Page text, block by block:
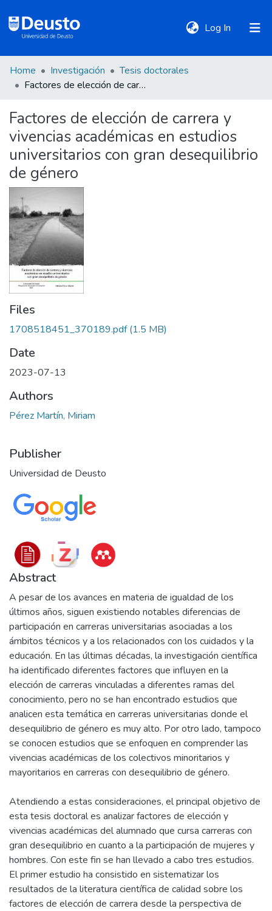
Log In (current)
DeustoTeka
Communities
&
Collections
All of DSpace
Statistics
Policies
Home Investigación
Tesis doctorales
Factores de elección de carrera y vivencias académicas en estudios universitarios con gran desequilibrio de género
Factores de elección de carrera y
vivencias académicas en estudios
universitarios con gran desequilibrio
de género
Files
1708518451_370189.pdf(1.5 MB)
Date
2023-07-13
Authors
Pérez Martín, Miriam
Publisher
Universidad de Deusto
Abstract
A pesar de los avances en materia de igualdad de los
últimos años, siguen existiendo notables diferencias de
participación en carreras universitarias asociadas a los
ámbitos técnicos y a los relacionados con los cuidados y la
educación. En las últimas décadas, la investigación científica
ha identificado diferentes factores que influyen en la
elección de carreras vinculadas a diferentes ramas del
conocimiento, pero no se han encontrado estudios que
analicen esta temática en carreras universitarias donde el
desequilibrio de género es muy alto. Por otro lado, tampoco
se conocen estudios que se enfoquen en comprender las
vivencias académicas de los colectivos minoritarios y
mayoritarios en carreras con desequilibrio de género.
Atendiendo a estas consideraciones, el principal objetivo de
esta tesis doctoral es analizar factores de elección y
vivencias académicas del alumnado que cursa carreras con
gran desequilibrio en cuanto a la participación de mujeres y
hombres. Con este fin se han llevado a cabo tres estudios.
El primer estudio ha consistido en sistematizar los
resultados de la literatura científica de calidad sobre los
factores de elección de carrera desde la perspectiva de